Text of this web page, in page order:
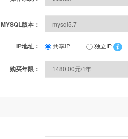
MYSQL版本：
IP地址： 共享IP 独立IP
购买年限：